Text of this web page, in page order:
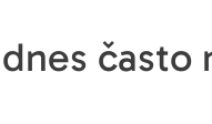
často